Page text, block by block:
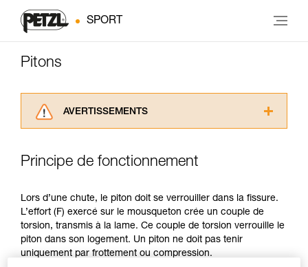
SPORT
Pitons
AVERTISSEMENTS
consulter. Vous devez avoir compris les
pouvoir comprendre ce complément
d’informations.
Maîtriser ces techniques nécessite une
formation et un entraînement spécifique. Validez
avec un professionnel votre capacité à refaire
la manipulation, seul, en toute sécurité, avant
Principe de fonctionnement
Lors d’une chute, le piton doit se verrouiller dans la fissure.
L’effort (F) exercé sur le mousqueton crée un couple de
torsion, transmis à la lame. Ce couple de torsion verrouille le
piton dans son logement. Un piton ne doit pas tenir
uniquement par frottement ou compression.